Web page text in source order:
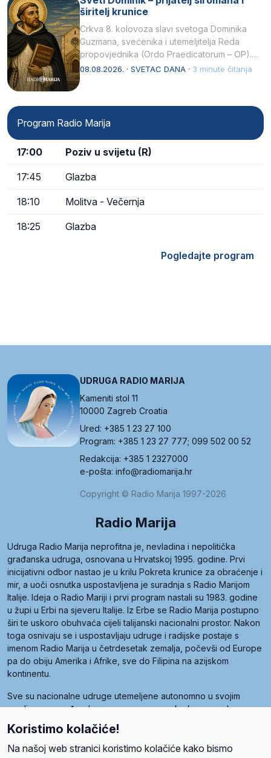
širitelj krunice
Crkva 8. kolovoza slavi svetoga Dominika
Guzmana, svećenika i utemeljitelja Reda
propovjednika (Ordo Praedicatorum – OP).
Svojim životom, dubokom ljubavlju prema
08.08.2026. · SVETAC DANA · 3 minute čitanja
Program Radio Marija
17:00 Poziv u svijetu (R)
17:45 Glazba
18:10 Molitva - Večernja
18:25 Glazba
Pogledajte program
UDRUGA RADIO MARIJA
Kameniti stol 11
10000 Zagreb Croatia
Ured: +385 1 23 27 100
Program: +385 1 23 27 777; 099 502 00 52
Redakcija: +385 1 2327000
e-pošta: info@radiomarija.hr
Copyright © Radio Marija 1997-2026
Radio Marija
Udruga Radio Marija neprofitna je, nevladina i nepolitička
građanska udruga, osnovana u Hrvatskoj 1995. godine. Prvi
inicijativni odbor nastao je u krilu Pokreta krunice za obraćenje i
mir, a uoči osnutka uspostavljena je suradnja s Radio Marijom
Italije. Ideja o Radio Mariji i prvi program nastali su 1983. godine
u župi u Erbi na sjeveru Italije. Iz Erbe se Radio Marija postupno
širi te uskoro obuhvaća cijeli talijanski nacionalni prostor. Nakon
toga osnivaju se i uspostavljaju udruge i radijske postaje s
imenom Radio Marija u četrdesetak zemalja, počevši od Europe
pa do obiju Amerika i Afrike, sve do Filipina na azijskom
kontinentu.
Sve su nacionalne udruge utemeljene autonomno u svojim
zemljama, a međusobna su povezane preko krovne udruge
pod nazivom Svjetska obitelj Radio Marije (World Family of
Radio Maria). Svjetsku obitelj utemeljilo je sedam članica, među
kojima je i hrvatska Udruga Radio Marija.
Koristimo kolačiće!
Na našoj web stranici koristimo kolačiće kako bismo